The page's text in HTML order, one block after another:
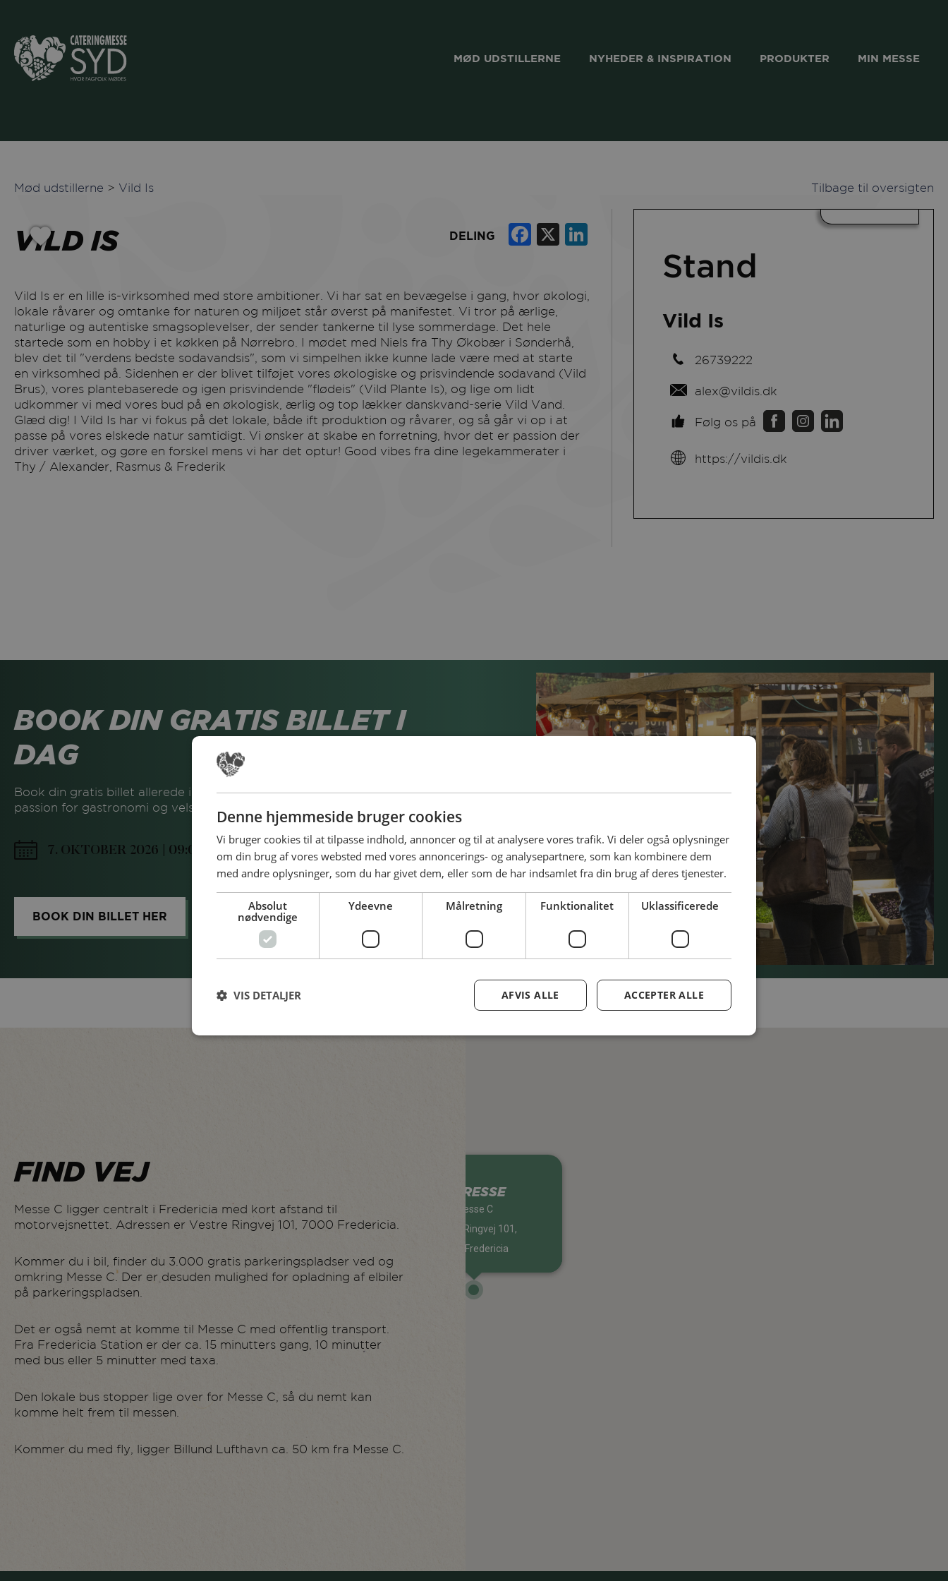
MØD UDSTILLERNE NYHEDER & INSPIRATION PRODUKTER MIN MESSE
Mød udstillerne > Vild Is Tilbage til oversigten
VILD IS DELING Facebook
X
Vild Is er en lille is-virksomhed med store ambitioner. Vi har sat en bevægelse i gang, hvor økologi,
lokale råvarer og omtanke for naturen og miljøet står øverst på manifestet. Vi tror på ærlige,
naturlige og autentiske smagsoplevelser, der sender tankerne til lyse sommerdage. Det hele
startede som en hobby i et køkken på Nørrebro. I mødet med Niels fra Thy Økobær i Sønderhå,
blev det til "verdens bedste sodavandsis", som vi simpelhen ikke kunne lade være med at starte
en virksomhed på. Sidenhen er der blivet tilføjet vores økologiske og prisvindende sodavand (Vild
Brus), vores plantebaserede og igen prisvindende "flødeis" (Vild Plante Is), og lige om lidt
udkommer vi med vores bud på en økologisk, ærlig og top lækker danskvand-serie Vild Vand.
Glæd dig! I Vild Is har vi fokus på det lokale, både ift produktion og råvarer, og så går vi op i at
passe på vores elskede natur samtidigt. Vi ønsker at skabe en forretning, hvor det er passion der
driver værket, og gøre en forskel mens vi har det optur! Good vibes fra dine legekammerater i
Thy / Alexander, Rasmus & Frederik
Stand
Vild Is
26739222
alex@vildis.dk
Følg os på
https://vildis.dk
BOOK DIN GRATIS BILLET I
DAG
Book din gratis billet allerede i dag og glæd dig til en inspirerende dag, hvor
passion for gastronomi og velsmagende mad er i højsædet.
7. OKTOBER 2026 | 09:00 - 18:00 | MESSE C – FREDERICIA
BOOK DIN BILLET HER
FIND VEJ
Messe C ligger centralt i Fredericia med kort afstand til
motorvejsnettet. Adressen er Vestre Ringvej 101, 7000 Fredericia.
Kommer du i bil, finder du 3.000 gratis parkeringspladser ved og
omkring Messe C. Der er desuden mulighed for opladning af elbiler
på parkeringspladsen.
Det er også nemt at komme til Messe C med offentlig transport.
Fra Fredericia Station er der ca. 15 minutters gang, 10 minutter
med bus eller 5 minutter med taxa.
Den lokale bus stopper lige over for Messe C, så du nemt kan
komme helt frem til messen.
Kommer du med fly, ligger Billund Lufthavn ca. 50 km fra Messe C.
ADRESSE
Messe C
Vestre Ringvej 101,
7000 Fredericia
Denne hjemmeside bruger cookies
Vi bruger cookies til at tilpasse indhold, annoncer og til at analysere vores trafik. Vi deler også oplysninger
om din brug af vores websted med vores annoncerings- og analysepartnere, som kan kombinere dem
med andre oplysninger, som du har givet dem, eller som de har indsamlet fra din brug af deres tjenester.
Absolut
nødvendige
Ydeevne Målretning Funktionalitet Uklassificerede
ACCEPTER ALLE
AFVIS ALLE
VIS DETALJER